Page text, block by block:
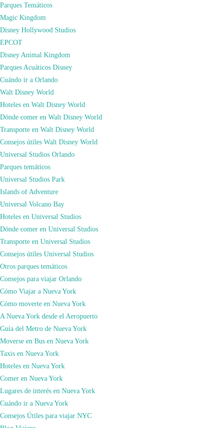
Parques Temáticos
Magic Kingdom
Disney Hollywood Studios
EPCOT
Disney Animal Kingdom
Parques Acuáticos Disney
Cuándo ir a Orlando
Walt Disney World
Hoteles en Walt Disney World
Dónde comer en Walt Disney World
Transporte en Walt Disney World
Consejos útiles Walt Disney World
Universal Studios Orlando
Parques temáticos
Universal Studios Park
Islands of Adventure
Universal Volcano Bay
Hoteles en Universal Studios
Dónde comer en Universal Studios
Transporte en Universal Studios
Consejos útiles Universal Studios
Otros parques temáticos
Consejos para viajar Orlando
Cómo Viajar a Nueva York
Cómo moverte en Nueva York
A Nueva York desde el Aeropuerto
Guía del Metro de Nueva York
Moverse en Bus en Nueva York
Taxis en Nueva York
Hoteles en Nueva York
Comer en Nueva York
Lugares de interés en Nueva York
Cuándo ir a Nueva York
Consejos Útiles para viajar NYC
Ya sabéis que todo lo que reservéis a través de nuestros enlaces nos ayuda a
progresar y a forjar nuevas alianzas con más compañías. De esta forma os
podemos recomendar muchos más servicios turísticos y a los mejores precios.
Además, si reservas lo que necesites para tus viajes simplemente pinchando
sobre estos links, a ti no te supondrá ningún coste adicional. Incluso en la
mayoría de las ocasiones tenemos descuentos exclusivos. De esta forma a
nosotros nos darán una pequeña comisión para poder seguir haciendo posible
que regalemos miles de consejos, poder ayudarte de manera gratuita con la
preparación de tu viaje, y que no paremos de crear contenido libre para todo el
mundo, así que ¡Gracias por ayudarnos!
Booking.com
En nuestra web, como puedes observar, te mostramos los mejores consejos
para viajar alrededor de todo el mundo. En nuestra web disponemos de toda la
información más completa para organizar tu viaje a cualquier destino, pero
haciendo especial hincapié en
que hemos viajado a ambos destinos. Si quieres información personalizada de
cualquier destino, escríbenos a xuso@comoviajar.es o rellena el formulario
decontacto .
Lugares de interés en Nueva York Nueva York
adminDeja un comentarioen
Christmas
el
mejor
show
navideño
de
Nueva
Navegación
Puede que también te guste...
Blog Viajero